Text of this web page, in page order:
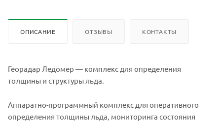
ОПИСАНИЕ ОТЗЫВЫ КОНТАКТЫ
Георадар Ледомер — комплекс для определения
толщины и структуры льда.
Аппаратно-программный комплекс для оперативного
определения толщины льда, мониторинга состояния